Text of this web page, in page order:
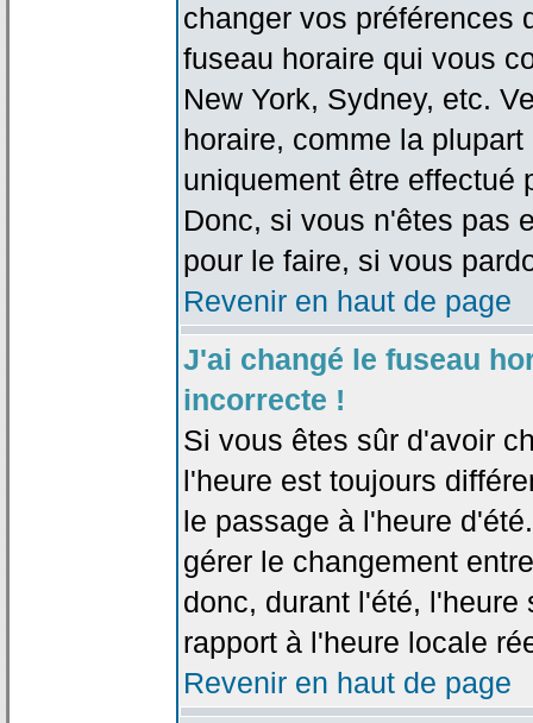
changer vos préférences
fuseau horaire qui vous
New York, Sydney, etc.
horaire, comme la
uniquement être effectué
Donc, si vous n'êtes pas
pour le faire, si vous
Revenir en haut de page
J'ai changé le fuseau
incorrecte !
Si vous êtes sûr d'avoir
l'heure est toujours
le passage à l'heure
gérer le changement
donc, durant l'été, l'heure
rapport à l'heure locale
Revenir en haut de page